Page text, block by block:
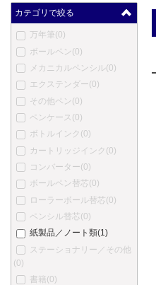
カテゴリで絞る
万年筆 (0)
ボールペン (0)
メカニカルペンシル(0)
エクステンダー(0)
その他ペン (0)
ペンケース (0)
ボトルインク (0)
カートリッジインク (0)
コンバーター(0)
ボールペン替芯(0)
ローラーボール替芯(0)
ペンシル替芯(0)
紙製品／ノート類(1)
ステーショナリー／その他
(0)
書籍(0)